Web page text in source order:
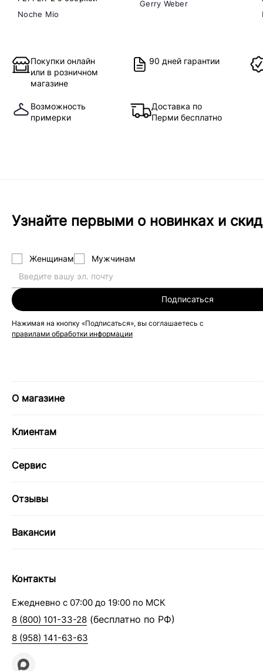
Noche Mio
Gerry Weber
Покупки онлайн
или в розничном
магазине
90 дней гарантии
Возможность
примерки
Доставка по
Перми бесплатно
Узнайте первыми о новинках и
Женщинам Мужчинам
Подписаться
Нажимая на кнопку «Подписаться», вы соглашаетесь с
правилами обработки информации
О магазине
Клиентам
Сервис
Отзывы
Вакансии
Контакты
Ежедневно с 07:00 до 19:00 по МСК
8 (800) 101-33-28 (бесплатно по РФ)
8 (958) 141-63-63